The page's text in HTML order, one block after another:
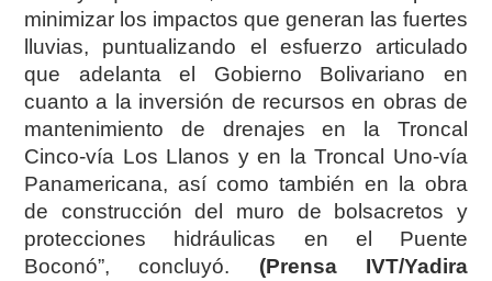
minimizar los impactos que generan las fuertes
lluvias, puntualizando el esfuerzo articulado
que adelanta el Gobierno Bolivariano en
cuanto a la inversión de recursos en obras de
mantenimiento de drenajes en la Troncal
Cinco-vía Los Llanos y en la Troncal Uno-vía
Panamericana, así como también en la obra
de construcción del muro de bolsacretos y
protecciones hidráulicas en el Puente
Boconó”, concluyó. (Prensa IVT/Yadira